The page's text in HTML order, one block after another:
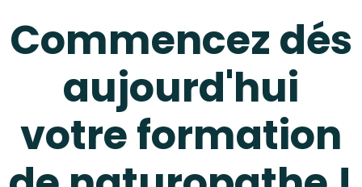
Commencez dés
aujourd'hui
votre formation